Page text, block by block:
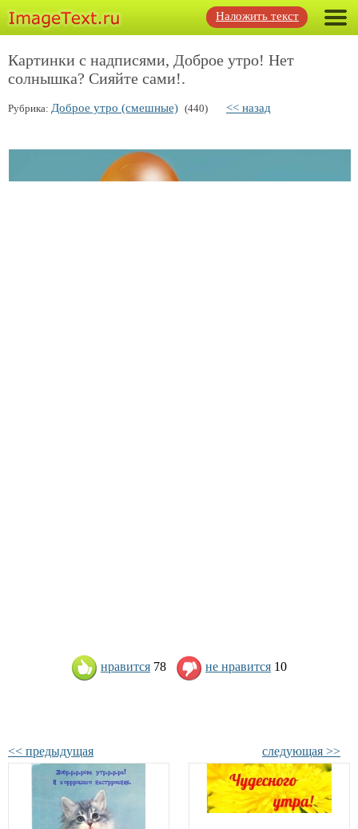
Наложить текст
Картинки с надписями, Доброе утро! Нет
солнышка? Сияйте сами!.
Рубрика: Доброе утро (смешные) (440) << назад
нравится 78 не нравится 10
<< предыдущая следующая >>